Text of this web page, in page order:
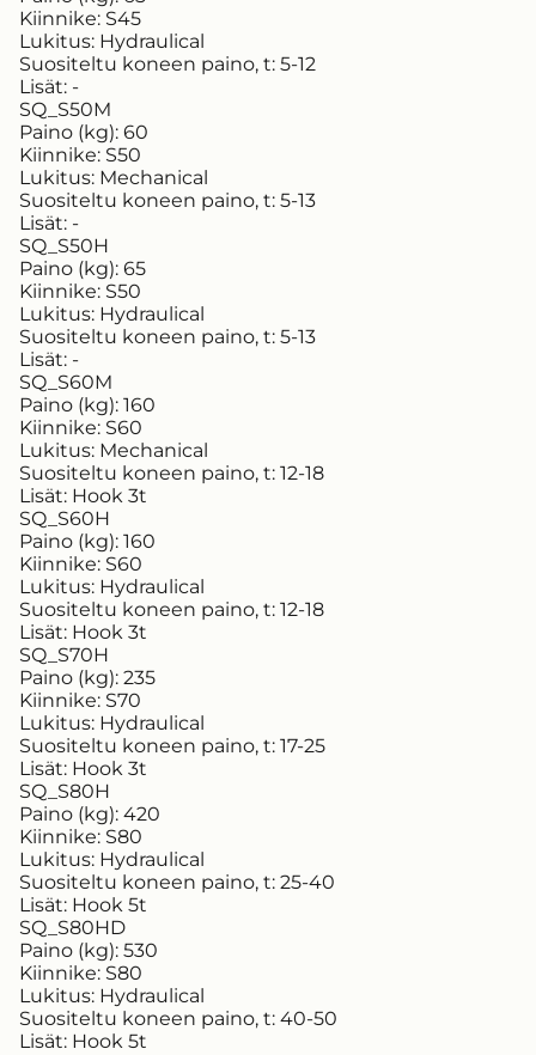
Kiinnike: S45
Lukitus: Hydraulical
Suositeltu koneen paino, t: 5-12
Lisät: -
SQ_S50M
Paino (kg): 60
Kiinnike: S50
Lukitus: Mechanical
Suositeltu koneen paino, t: 5-13
Lisät: -
SQ_S50H
Paino (kg): 65
Kiinnike: S50
Lukitus: Hydraulical
Suositeltu koneen paino, t: 5-13
Lisät: -
SQ_S60M
Paino (kg): 160
Kiinnike: S60
Lukitus: Mechanical
Suositeltu koneen paino, t: 12-18
Lisät: Hook 3t
SQ_S60H
Paino (kg): 160
Kiinnike: S60
Lukitus: Hydraulical
Suositeltu koneen paino, t: 12-18
Lisät: Hook 3t
SQ_S70H
Paino (kg): 235
Kiinnike: S70
Lukitus: Hydraulical
Suositeltu koneen paino, t: 17-25
Lisät: Hook 3t
SQ_S80H
Paino (kg): 420
Kiinnike: S80
Lukitus: Hydraulical
Suositeltu koneen paino, t: 25-40
Lisät: Hook 5t
SQ_S80HD
Paino (kg): 530
Kiinnike: S80
Lukitus: Hydraulical
Suositeltu koneen paino, t: 40-50
Lisät: Hook 5t